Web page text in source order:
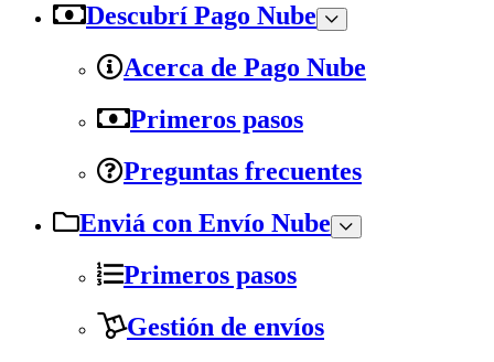
Descubrí Pago Nube
Acerca de Pago Nube
Primeros pasos
Preguntas frecuentes
Enviá con Envío Nube
Primeros pasos
Gestión de envíos